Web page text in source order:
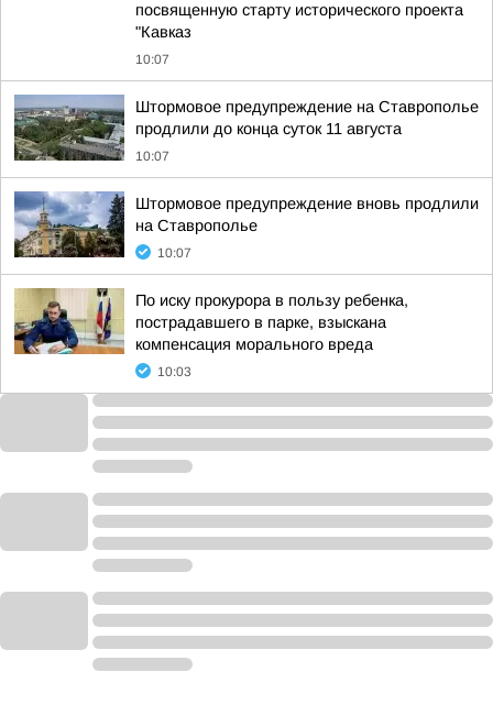
посвященную старту исторического проекта
"Кавказ
10:07
Штормовое предупреждение на Ставрополье
продлили до конца суток 11 августа
10:07
Штормовое предупреждение вновь продлили
на Ставрополье
10:07
По иску прокурора в пользу ребенка,
пострадавшего в парке, взыскана
компенсация морального вреда
10:03